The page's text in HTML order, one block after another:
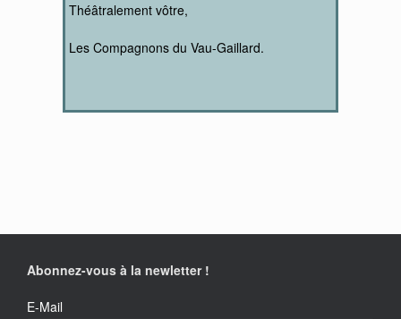
Théâtralement vôtre,
Les Compagnons du Vau-Gaillard.
Abonnez-vous à la newletter !
E-Mail